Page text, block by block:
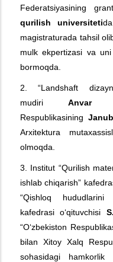
Federatsiyasining
qurilish universiteti
magistraturada tahsil
mulk ekpertizasi va
bormoqda.
2. “Landshaft
mudiri
Respublikasining
Arxitektura
olmoqda.
3. Institut “Qurilish
ishlab chiqarish”
“Qishloq hududlarini
kafedrasi o‘qituvchisi
“O‘zbekiston
bilan Xitoy Xalq
sohasidagi hamkorlik